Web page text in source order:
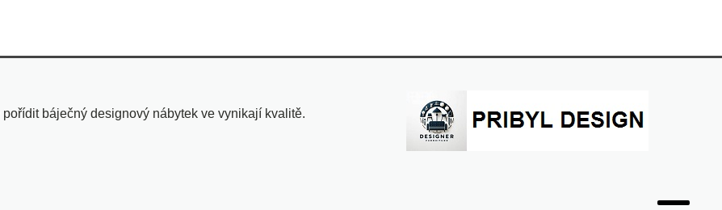
báječný designový nábytek ve vynikají kvalitě.